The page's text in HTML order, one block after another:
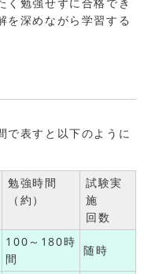
を深めながら学習する
で表すと以下のように
勉強時間
（約）
試験実
施
回数
100～180時
間
随時